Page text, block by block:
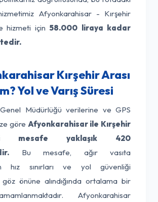
hizmetimiz Afyonkarahisar - Kırşehir
hizmeti için 58.000 liraya kadar
Kırşehir Arası
Yol ve Varış Süresi
Müdürlüğü verilerine ve GPS
göre Afyonkarahisar ile Kırşehir
mesafe yaklaşık 420
Bu mesafe, ağır vasıta
hız sınırları ve yol güvenliği
önüne alındığında ortalama bir
Afyonkarahisar